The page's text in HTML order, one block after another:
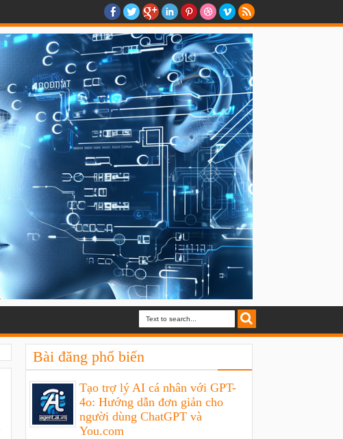
Bài đăng phổ biến
Tạo trợ lý AI cá nhân với GPT-
4o: Hướng dẫn đơn giản cho
người dùng ChatGPT và
You.com